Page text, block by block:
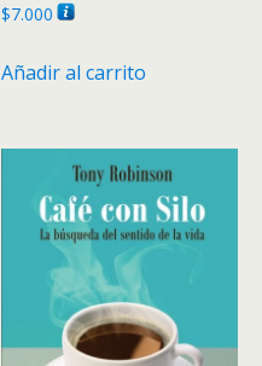
$7.000
Añadir al carrito